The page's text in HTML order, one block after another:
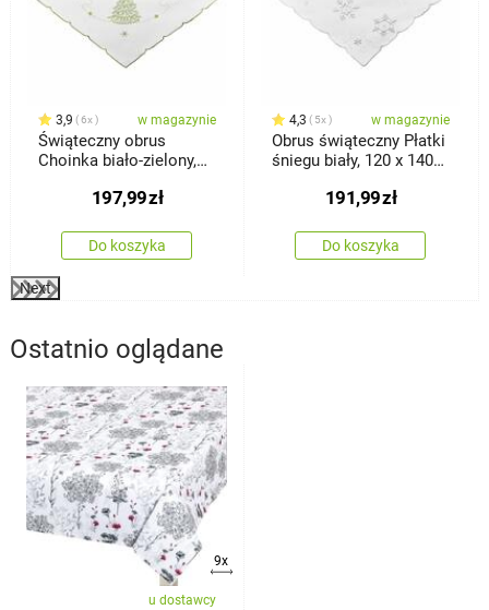
3,9 6x w magazynie
Świąteczny obrus
Choinka biało-zielony,
197,99zł
Do koszyka
4,3 5x w magazynie
Obrus świąteczny Płatki
śniegu biały, 120 x 140
191,99zł
Do koszyka
Next
Ostatnio oglądane
9x
u dostawcy